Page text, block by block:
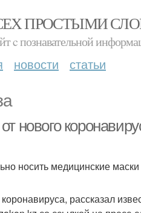
ПРОСТЫМИ
c познавательной
новости статьи
нового
носить медицинские
коронавируса, рассказал